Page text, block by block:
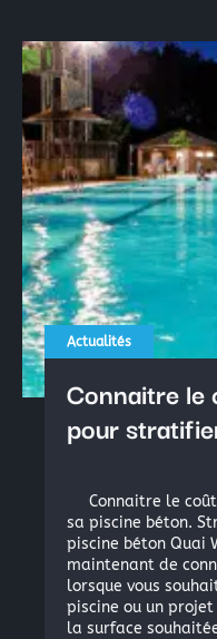
Actualités
Connaitre le
pour
Connaitre le
sa piscine béton.
piscine béton Quai
maintenant de
lorsque vous
piscine ou un
la surface